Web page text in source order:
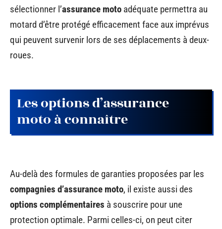
sélectionner l’assurance moto adéquate permettra au
motard d’être protégé efficacement face aux imprévus
qui peuvent survenir lors de ses déplacements à deux-
roues.
Les options d’assurance
moto à connaître
Au-delà des formules de garanties proposées par les
compagnies d’assurance moto, il existe aussi des
options complémentaires à souscrire pour une
protection optimale. Parmi celles-ci, on peut citer